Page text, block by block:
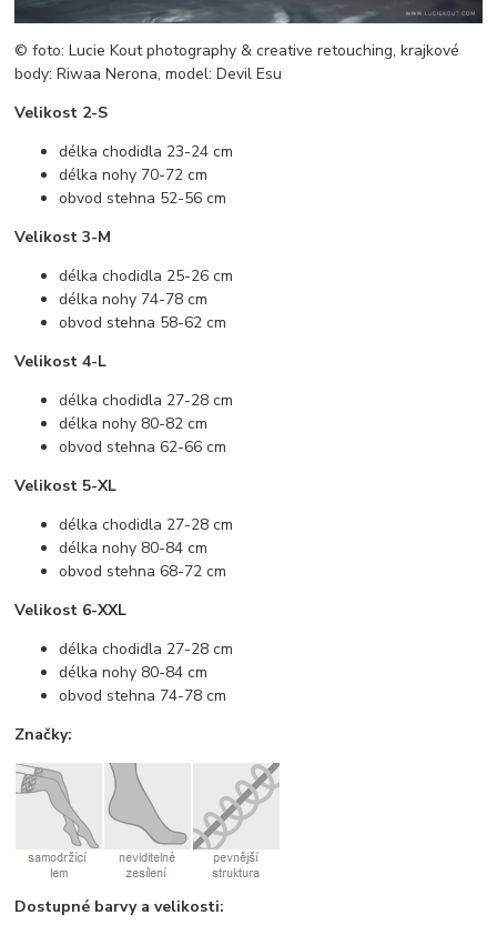
© foto: Lucie Kout photography & creative retouching, krajkové
body: Riwaa Nerona, model: Devil Esu
Velikost 2-S
délka chodidla 23-24 cm
délka nohy 70-72 cm
obvod stehna 52-56 cm
Velikost 3-M
délka chodidla 25-26 cm
délka nohy 74-78 cm
obvod stehna 58-62 cm
Velikost 4-L
délka chodidla 27-28 cm
délka nohy 80-82 cm
obvod stehna 62-66 cm
Velikost 5-XL
délka chodidla 27-28 cm
délka nohy 80-84 cm
obvod stehna 68-72 cm
Velikost 6-XXL
délka chodidla 27-28 cm
délka nohy 80-84 cm
obvod stehna 74-78 cm
Značky:
Dostupné barvy a velikosti: